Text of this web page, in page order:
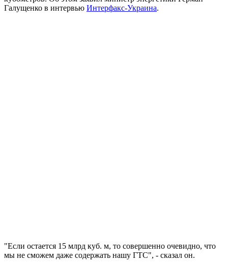
Галущенко в интервью Интерфакс-Украина.
"Если остается 15 млрд куб. м, то совершенно очевидно, что
мы не сможем даже содержать нашу ГТС", - сказал он.